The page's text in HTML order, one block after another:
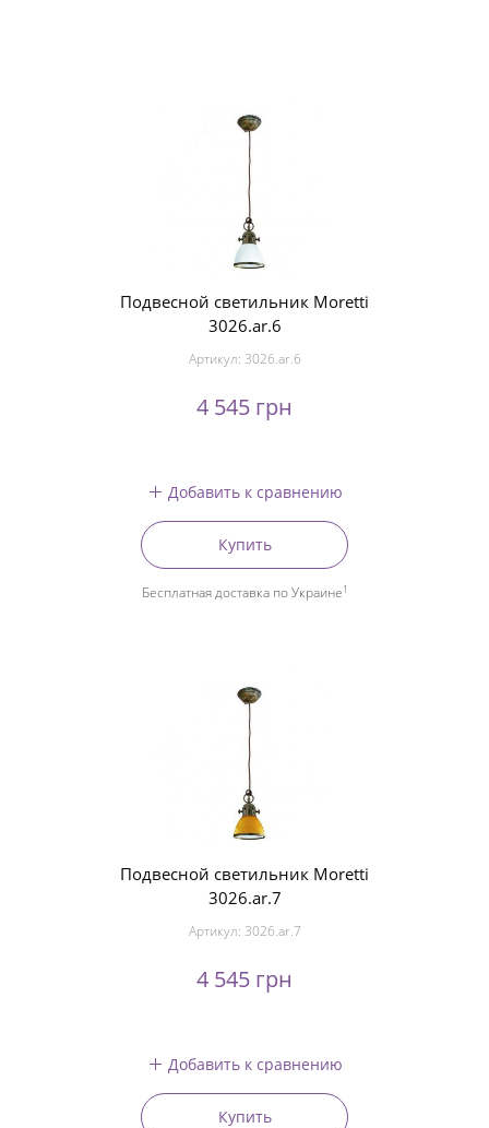
Подвесной светильник Moretti
3026.ar.6
Артикул: 3026.ar.6
4 545 грн
Добавить к сравнению
Купить
Бесплатная доставка по Украине1
Подвесной светильник Moretti
3026.ar.7
Артикул: 3026.ar.7
4 545 грн
Добавить к сравнению
Купить